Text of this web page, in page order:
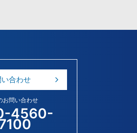
い合わせ
お問い合わせ
4560-